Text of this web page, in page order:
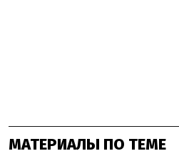
МАТЕРИАЛЫ ПО ТЕМЕ